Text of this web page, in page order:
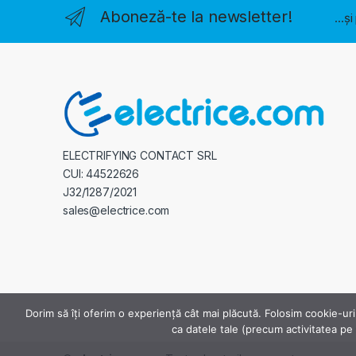
Aboneză-te la newsletter!
ELECTRIFYING CONTACT SRL
CUI: 44522626
J32/1287/2021
sales@electrice.com
Dorim să îți oferim o experiență cât mai plăcută. Folosim cookie-
ca datele tale (precum activitatea